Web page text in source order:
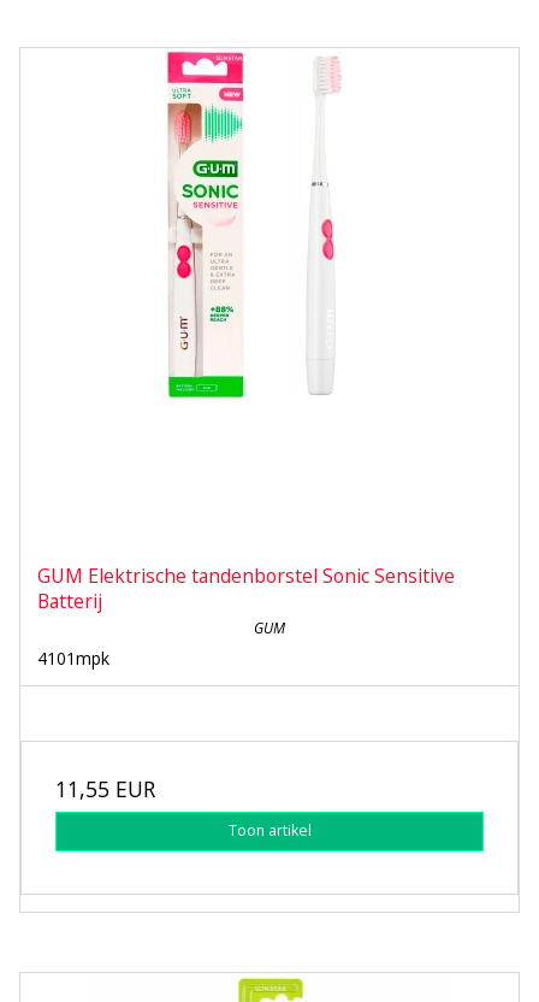
GUM Elektrische tandenborstel Sonic Sensitive
Batterij
GUM
4101mpk
11,55 EUR
Toon artikel